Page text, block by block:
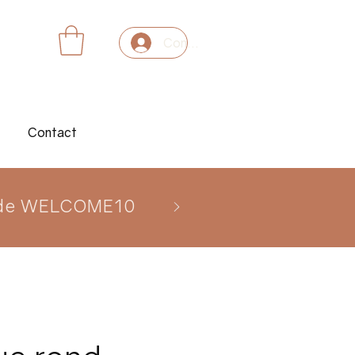
Connexion
Contact
WELCOME10